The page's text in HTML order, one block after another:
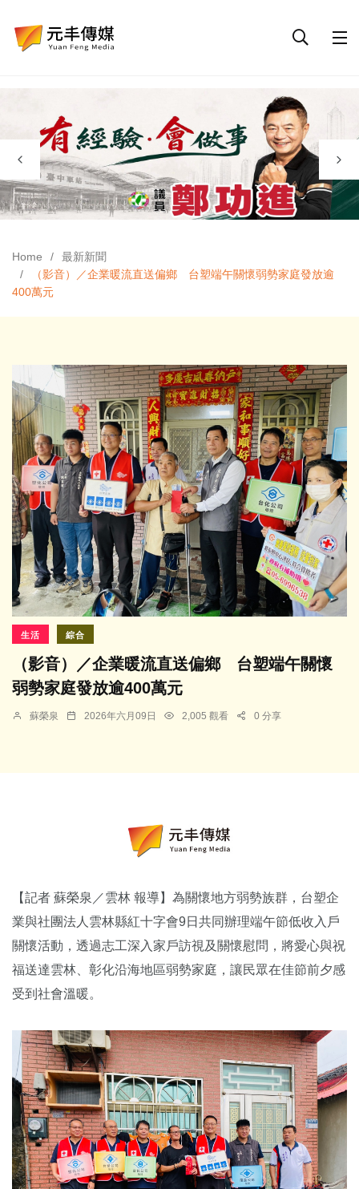
Home
最新新聞
（影音）／企業暖流直送偏鄉 台塑端午關懷弱勢家庭發放逾
400萬元
生活 綜合
（影音）／企業暖流直送偏鄉 台塑端午關懷
弱勢家庭發放逾400萬元
蘇榮泉 2026年六月09日 2,005 觀看 0 分享
【記者 蘇榮泉／雲林 報導】為關懷地方弱勢族群，台塑企
業與社團法人雲林縣紅十字會9日共同辦理端午節低收入戶
關懷活動，透過志工深入家戶訪視及關懷慰問，將愛心與祝
福送達雲林、彰化沿海地區弱勢家庭，讓民眾在佳節前夕感
受到社會溫暖。